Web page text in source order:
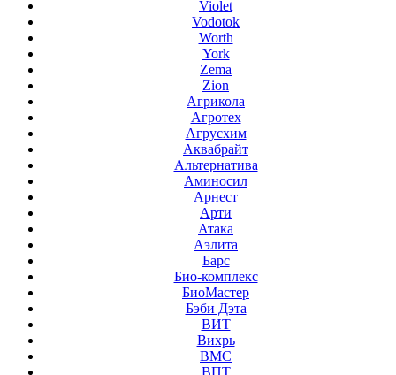
Violet
Vodotok
Worth
York
Zema
Zion
Агрикола
Агротех
Агрусхим
Аквабрайт
Альтернатива
Аминосил
Арнест
Арти
Атака
Аэлита
Барс
Био-комплекс
БиоМастер
Бэби Дэта
ВИТ
Вихрь
ВМС
ВПТ